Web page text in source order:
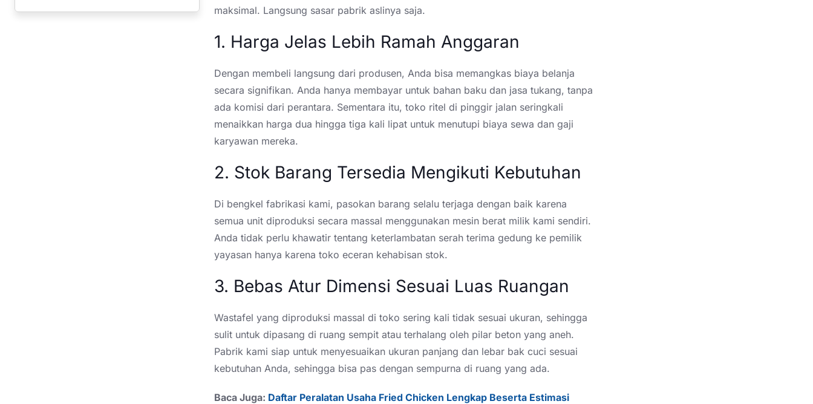
maksimal. Langsung sasar pabrik aslinya saja.
1. Harga Jelas Lebih Ramah Anggaran
Dengan membeli langsung dari produsen, Anda bisa memangkas biaya belanja
secara signifikan. Anda hanya membayar untuk bahan baku dan jasa tukang, tanpa
ada komisi dari perantara. Sementara itu, toko ritel di pinggir jalan seringkali
menaikkan harga dua hingga tiga kali lipat untuk menutupi biaya sewa dan gaji
karyawan mereka.
2. Stok Barang Tersedia Mengikuti Kebutuhan
Di bengkel fabrikasi kami, pasokan barang selalu terjaga dengan baik karena
semua unit diproduksi secara massal menggunakan mesin berat milik kami sendiri.
Anda tidak perlu khawatir tentang keterlambatan serah terima gedung ke pemilik
yayasan hanya karena toko eceran kehabisan stok.
3. Bebas Atur Dimensi Sesuai Luas Ruangan
Wastafel yang diproduksi massal di toko sering kali tidak sesuai ukuran, sehingga
sulit untuk dipasang di ruang sempit atau terhalang oleh pilar beton yang aneh.
Pabrik kami siap untuk menyesuaikan ukuran panjang dan lebar bak cuci sesuai
kebutuhan Anda, sehingga bisa pas dengan sempurna di ruang yang ada.
Baca Juga: Daftar Peralatan Usaha Fried Chicken Lengkap Beserta Estimasi